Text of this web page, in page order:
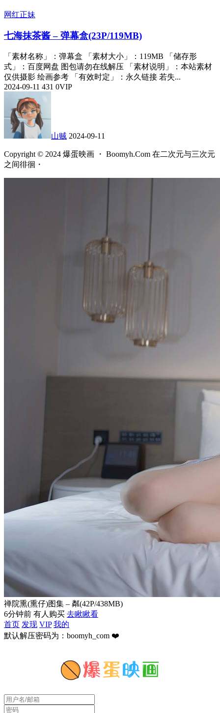
网红正妹
七海抹茶酱 – 弹幕盒(23P/119MB)
「素材名称」：弹幕盒 「素材大小」：119MB 「储存形
式」：百度网盘 图包请勿在线解压 「素材说明」：本站素材
仅供摄影 绘画参考 「有效时定」：永久链接 若失...
2024-09-11 431 0VIP
山贼 2024-09-11
Copyright © 2024 爆蛋映画 ・ Boomyh.Com 在二次元与三次元
之间徘徊・
禅院熏(熏仔)图集 – 粼(42P/438MB)
6分钟前 有人购买 去瞅瞅看
首页 发现 VIP 我的
默认解压密码为：boomyh_com ❤️